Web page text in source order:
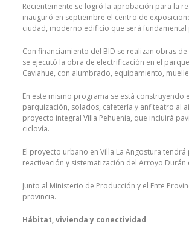
Recientemente se logró la aprobación para la
inauguró en septiembre el centro de
ciudad, moderno edificio que será
Con financiamiento del BID se realizan obras
se ejecutó la obra de electrificación en el
Caviahue, con alumbrado, equipamiento,
En este mismo programa se está
parquización, solados, cafetería y anfiteatro al
proyecto integral Villa Pehuenia, que incluirá
ciclovía.
El proyecto urbano en Villa La Angostura
reactivación y sistematización del Arroyo
Junto al Ministerio de Producción y el Ente
provincia.
Hábitat, vivienda y conectividad